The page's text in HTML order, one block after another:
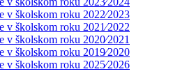
v školskom roku 2022⁄2023
v školskom roku 2021⁄2022
v školskom roku 2020⁄2021
v školskom roku 2019⁄2020
v školskom roku 2025⁄2026